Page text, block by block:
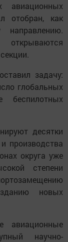
авиационных
отобран, как
задачу:
глобальных
беспилотных
десятки
производства
округа уже
степени
новых
авиационные
научно-